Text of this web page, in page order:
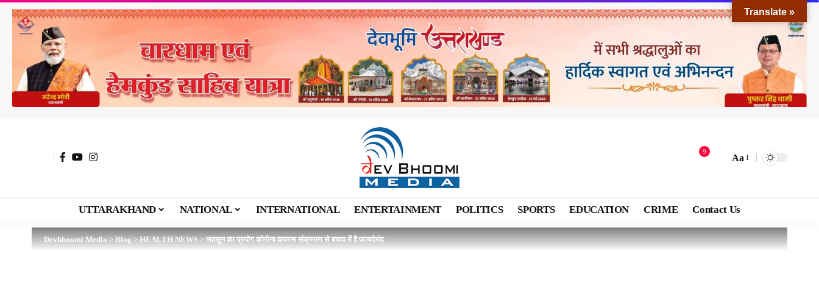
9
Aa
UTTARAKHAND NATIONAL INTERNATIONAL ENTERTAINMENT POLITICS SPORTS EDUCATION CRIME Contact Us
Devbhoomi Media>Blog>HEALTH NEWS>लहसुन का प्रयोग कोरोना वायरस संक्रमण से बचाव में है फायदेमंद
Translate »